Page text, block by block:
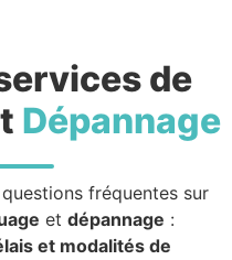
de
Dépannage
fréquentes sur
et dépannage :
et modalités de